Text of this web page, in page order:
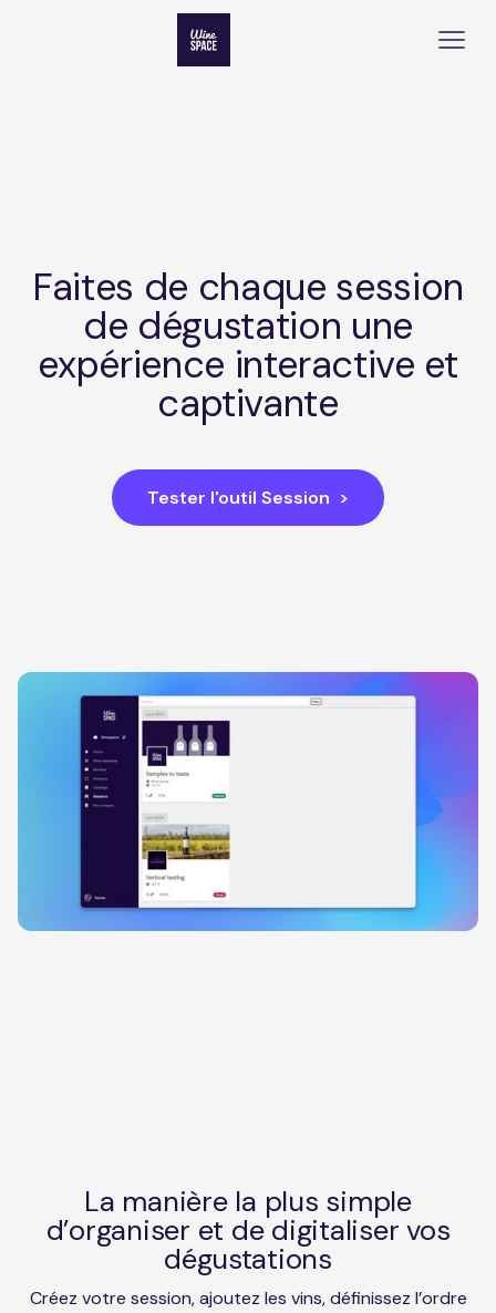
Faites de chaque session
de dégustation une
expérience interactive et
captivante
Tester l'outil Session >
La manière la plus simple
d’organiser et de digitaliser vos
dégustations
Créez votre session, ajoutez les vins, définissez l’ordre